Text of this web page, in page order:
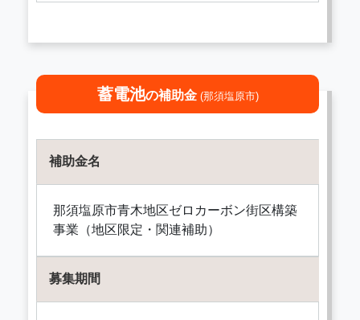
蓄電池の補助金 (那須塩原市)
補助金名
那須塩原市青木地区ゼロカーボン街区構築
事業（地区限定・関連補助）
募集期間